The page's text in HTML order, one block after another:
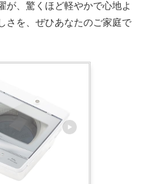
が、驚くほど軽やかで心地よ
さを、ぜひあなたのご家庭で